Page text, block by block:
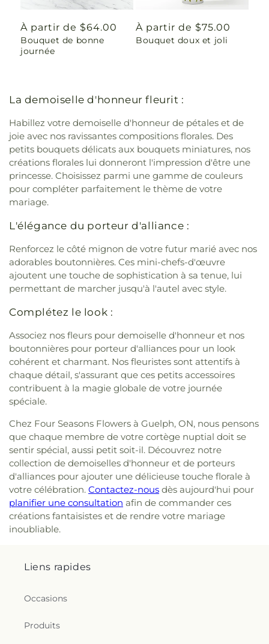
Prix
habituel
À partir de $64.00
Bouquet de bonne
journée
Prix
habituel
À partir de $75.00
Bouquet doux et joli
La demoiselle d'honneur fleurit :
Habillez votre demoiselle d'honneur de pétales et de
joie avec nos ravissantes compositions florales. Des
petits bouquets délicats aux bouquets miniatures, nos
créations florales lui donneront l'impression d'être une
princesse. Choisissez parmi une gamme de couleurs
pour compléter parfaitement le thème de votre
mariage.
L'élégance du porteur d'alliance :
Renforcez le côté mignon de votre futur marié avec nos
adorables boutonnières. Ces mini-chefs-d'œuvre
ajoutent une touche de sophistication à sa tenue, lui
permettant de marcher jusqu'à l'autel avec style.
Complétez le look :
Associez nos fleurs pour demoiselle d'honneur et nos
boutonnières pour porteur d'alliances pour un look
cohérent et charmant. Nos fleuristes sont attentifs à
chaque détail, s'assurant que ces petits accessoires
contribuent à la magie globale de votre journée
spéciale.
Chez Four Seasons Flowers à Guelph, ON, nous pensons
que chaque membre de votre cortège nuptial doit se
sentir spécial, aussi petit soit-il. Découvrez notre
collection de demoiselles d'honneur et de porteurs
d'alliances pour ajouter une délicieuse touche florale à
votre célébration. Contactez-nous dès aujourd'hui pour
planifier une consultation afin de commander ces
créations fantaisistes et de rendre votre mariage
inoubliable.
Liens rapides
Occasions
Produits